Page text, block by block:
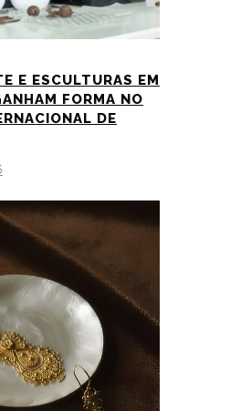
E ESCULTURAS EM
FORMA NO
DE